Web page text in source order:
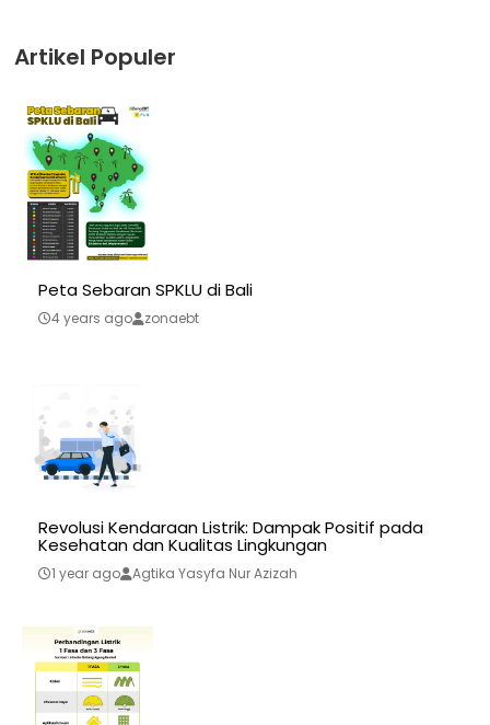
Artikel Populer
Peta Sebaran SPKLU di Bali
4 years ago zonaebt
Revolusi Kendaraan Listrik: Dampak Positif pada
Kesehatan dan Kualitas Lingkungan
1 year ago Agtika Yasyfa Nur Azizah